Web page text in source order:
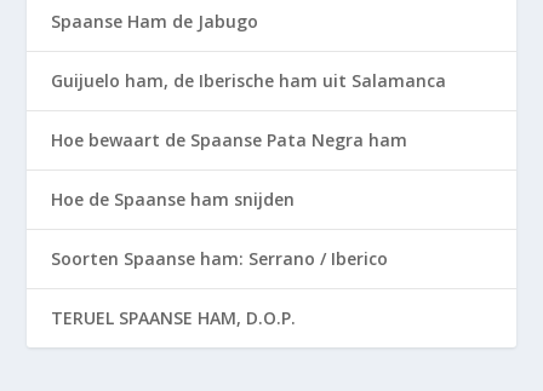
Spaanse Ham de Jabugo
Guijuelo ham, de Iberische ham uit Salamanca
Hoe bewaart de Spaanse Pata Negra ham
Hoe de Spaanse ham snijden
Soorten Spaanse ham: Serrano / Iberico
TERUEL SPAANSE HAM, D.O.P.